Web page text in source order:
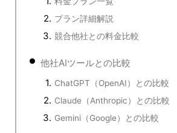
プラン詳細解説
競合他社との料金比較
他社AIツールとの比較
ChatGPT（OpenAI）との比較
Claude（Anthropic）との比較
Gemini（Google）との比較